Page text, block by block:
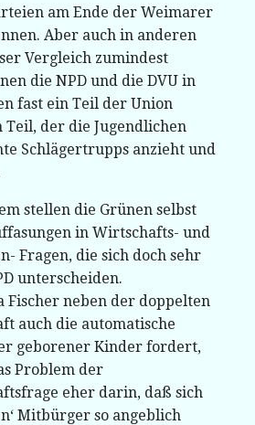
am Ende der Weimarer
Aber auch in anderen
Vergleich zumindest
die NPD und die DVU in
fast ein Teil der Union
Teil, der die Jugendlichen
Schlägertrupps anzieht und
stellen die Grünen selbst
in Wirtschafts- und
Fragen, die sich doch sehr
unterscheiden.
Fischer neben der doppelten
auch die automatische
geborener Kinder fordert,
Problem der
eher darin, daß sich
Mitbürger so angeblich